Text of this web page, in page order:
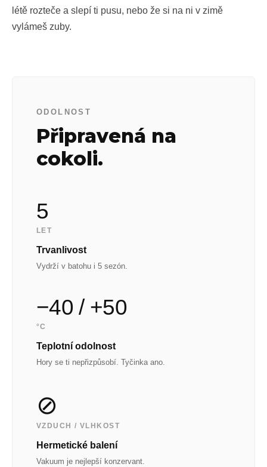
létě rozteče a slepí ti pusu, nebo že si na ni v zimě
vylámeš zuby.
ODOLNOST
Připravená na
cokoli.
5
LET
Trvanlivost
Vydrží v batohu i 5 sezón.
−40 / +50
°C
Teplotní odolnost
Hory se ti nepřizpůsobí. Tyčinka ano.
⊘
VZDUCH / VLHKOST
Hermetické balení
Vakuum je nejlepší konzervant.